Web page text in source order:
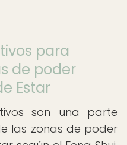
para
de poder
Estar
son una parte
las zonas de poder